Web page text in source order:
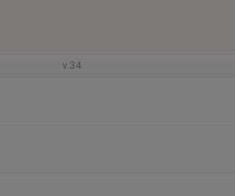
v.34